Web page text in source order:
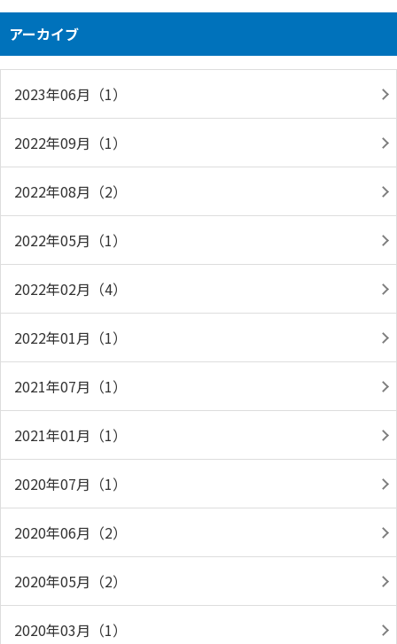
アーカイブ
2023年06月（1）
2022年09月（1）
2022年08月（2）
2022年05月（1）
2022年02月（4）
2022年01月（1）
2021年07月（1）
2021年01月（1）
2020年07月（1）
2020年06月（2）
2020年05月（2）
2020年03月（1）